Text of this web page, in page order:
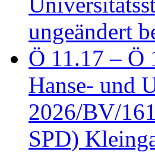
ungeändert
Ö 11.17 – Ö
Hanse- und
2026/BV/
SPD)